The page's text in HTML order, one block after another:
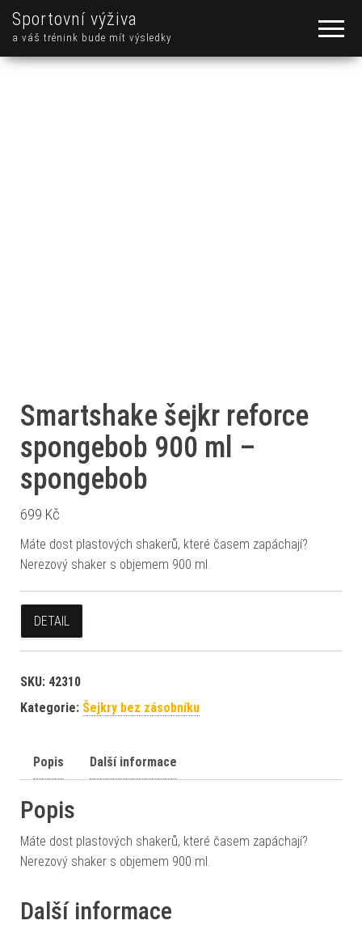
Sportovní výživa
a váš trénink bude mít výsledky
Smartshake šejkr reforce
spongebob 900 ml –
spongebob
699 Kč
Máte dost plastových shakerů, které časem zapáchají?
Nerezový shaker s objemem 900 ml.
DETAIL
SKU: 42310
Kategorie: Šejkry bez zásobníku
Popis Další informace
Popis
Máte dost plastových shakerů, které časem zapáchají?
Nerezový shaker s objemem 900 ml.
Další informace